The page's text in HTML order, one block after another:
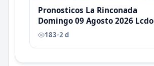
Pronosticos La Rinconada
Domingo 09 Agosto 2026 Lcdo
Antoni Castellano
183•2 d